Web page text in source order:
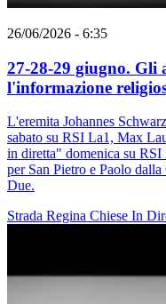
26/06/2026 - 6:35
27-28-29 giugno. Gli
l'informazione
L'eremita Johannes
sabato su RSI La1, Max
in diretta" domenica su RSI
per San Pietro e Paolo
Due.
Strada Regina Chiese In